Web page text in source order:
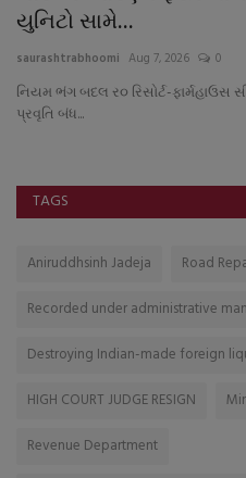
યુનિટો સામે...
saurashtrabhoomi Aug 7, 2026 0
નિયમ ભંગ બદલ ર૦ રિસોર્ટ-ફાર્મહાઉસ
પ્રવૃતિ બંધ...
TAGS
Aniruddhsinh Jadeja
Road
Recorded under administrative
Destroying Indian-made foreign
HIGH COURT JUDGE RESIGN
Revenue Department